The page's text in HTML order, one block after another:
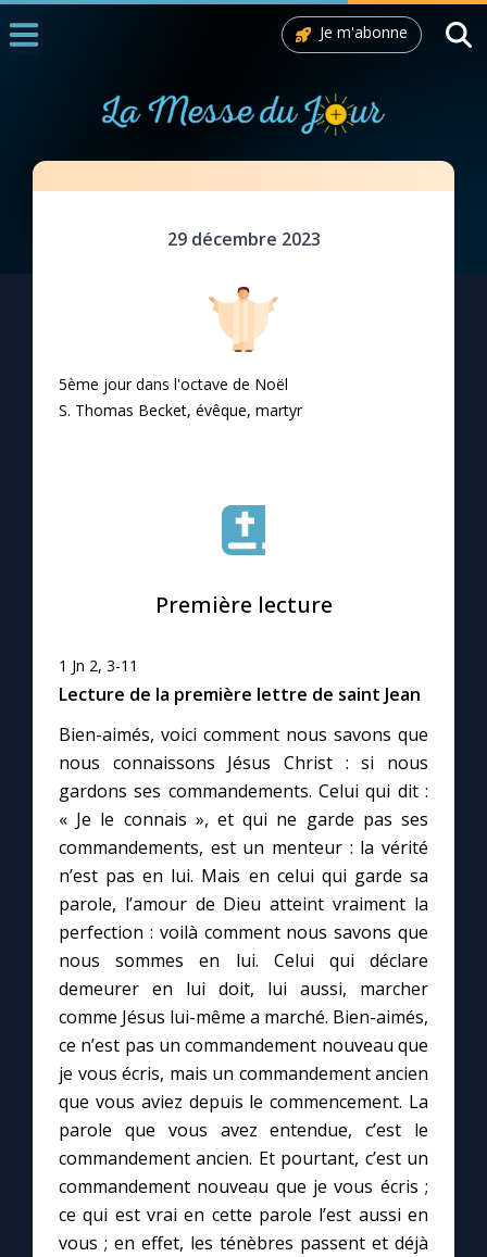
1000 Raisons de Croire
L'actualité de la semaine
La newsletter
Le site internet
Questions-réponses
Prier au quotidien
Avec Thérèse de Lisieux
L'Évangile chaque jour
Les premiers samedis du mois
Marie qui défait les nœuds
Me consacrer à Jésus par Marie
Mes intentions de prière
Une Minute avec Marie
Je m'abonne
En paix, selon ta parole
29 décembre 2023
5ème jour dans l'octave de Noël
S. Thomas Becket, évêque, martyr
Première lecture
1 Jn 2, 3-11
Lecture de la première lettre de saint Jean
Bien-aimés, voici comment nous savons que
nous connaissons Jésus Christ : si nous
gardons ses commandements. Celui qui dit :
« Je le connais », et qui ne garde pas ses
commandements, est un menteur : la vérité
n’est pas en lui. Mais en celui qui garde sa
parole, l’amour de Dieu atteint vraiment la
perfection : voilà comment nous savons que
nous sommes en lui. Celui qui déclare
demeurer en lui doit, lui aussi, marcher
comme Jésus lui-même a marché. Bien-aimés,
ce n’est pas un commandement nouveau que
je vous écris, mais un commandement ancien
que vous aviez depuis le commencement. La
parole que vous avez entendue, c’est le
commandement ancien. Et pourtant, c’est un
commandement nouveau que je vous écris ;
ce qui est vrai en cette parole l’est aussi en
vous ; en effet, les ténèbres passent et déjà